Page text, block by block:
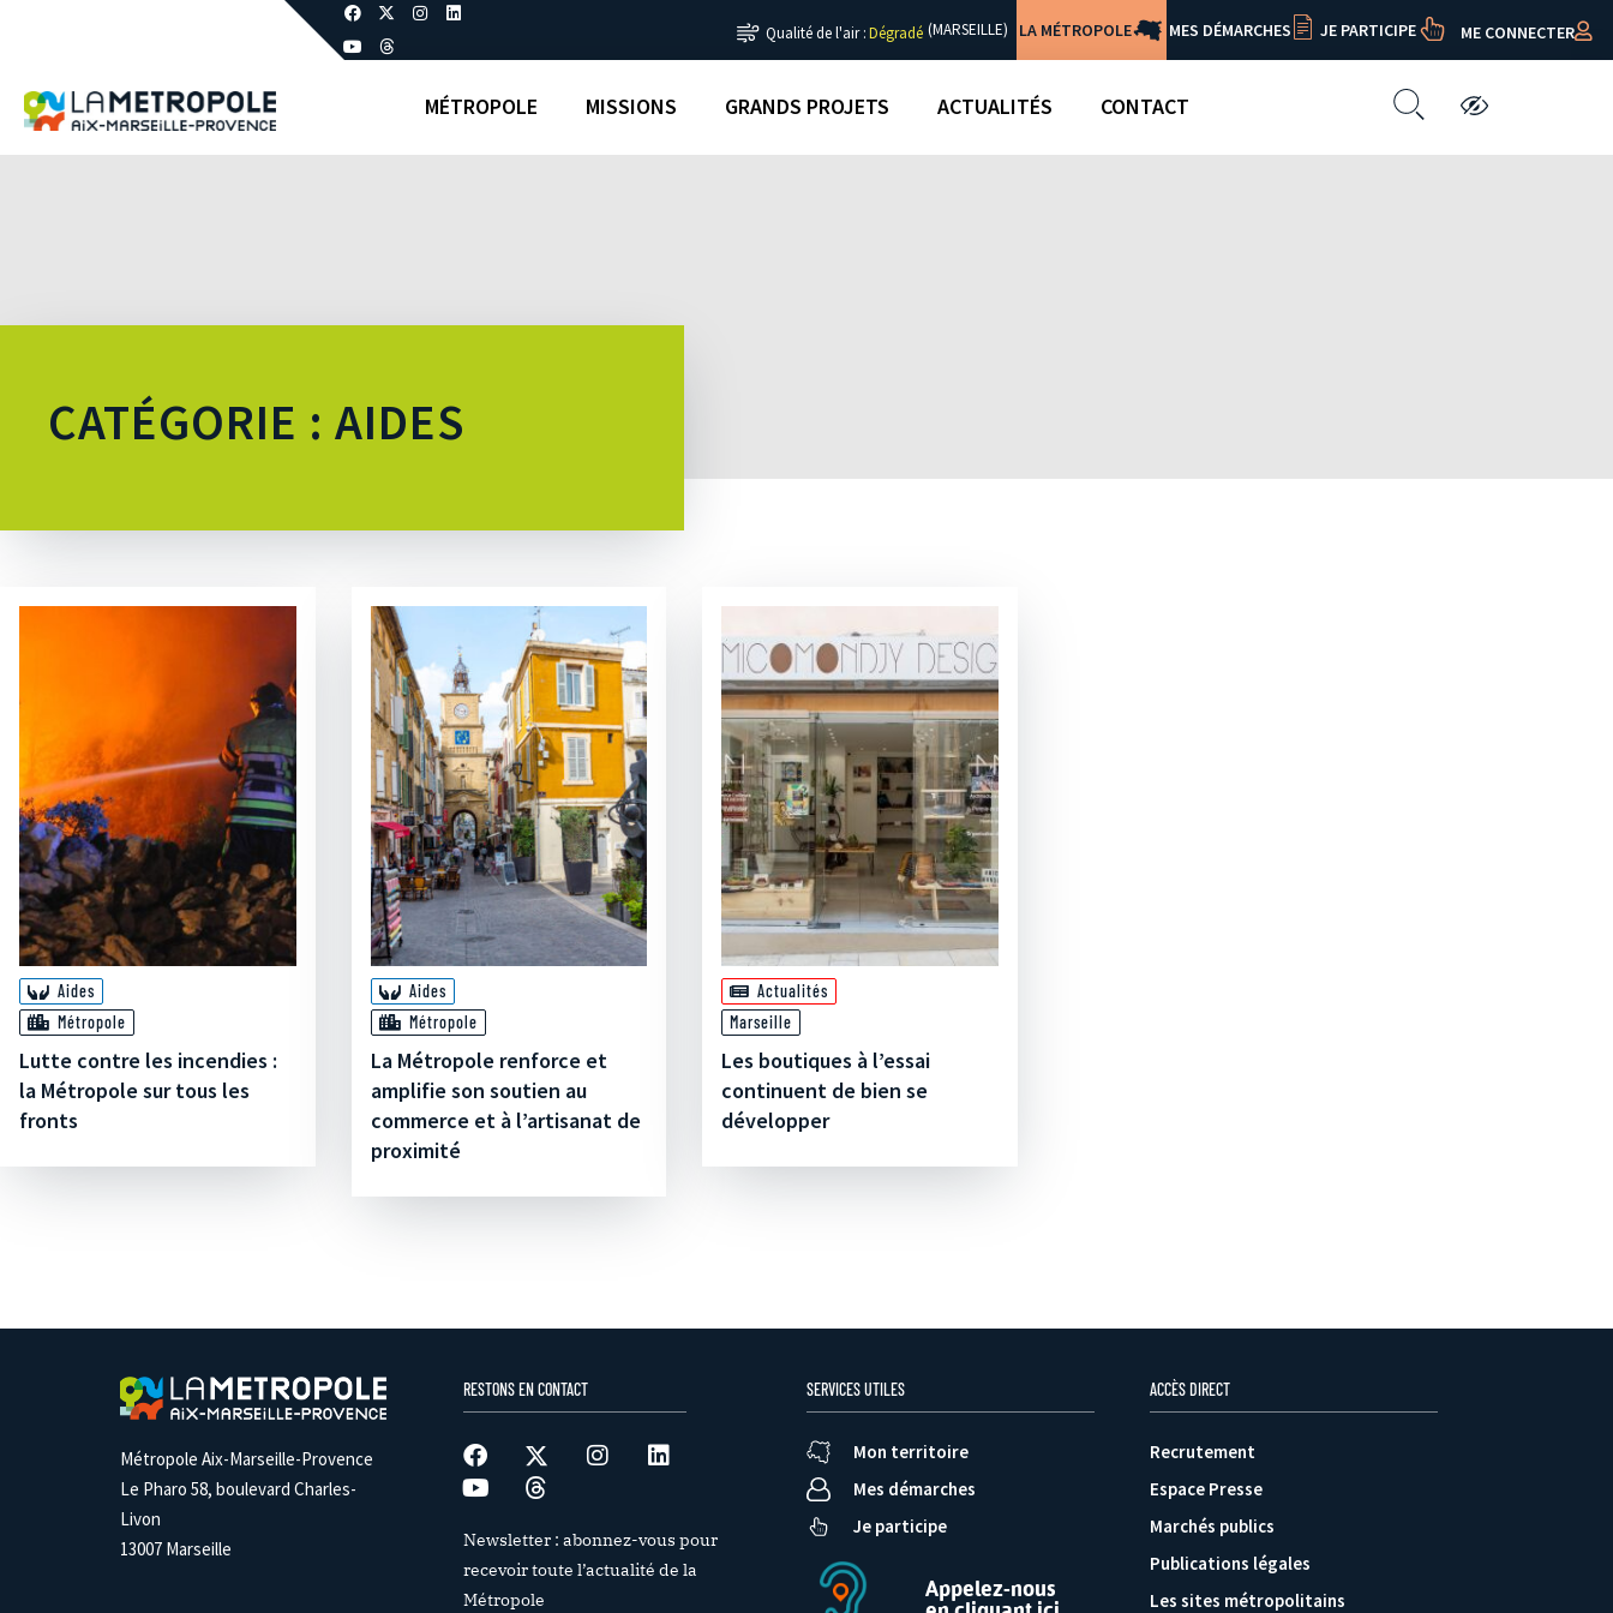
Qualité de l'air :Dégradé (MARSEILLE) LA MÉTROPOLE MES DÉMARCHES JE PARTICIPE ME CONNECTER
MÉTROPOLE MISSIONS GRANDS PROJETS ACTUALITÉS CONTACT
CATÉGORIE : AIDES
Aides
Métropole
Lutte contre les incendies :
la Métropole sur tous les
fronts
Aides
Métropole
La Métropole renforce et
amplifie son soutien au
commerce et à l’artisanat de
proximité
Actualités
Marseille
Les boutiques à l’essai
continuent de bien se
développer
Métropole Aix-Marseille-Provence
Le Pharo 58, boulevard Charles-
Livon
13007 Marseille
RESTONS EN CONTACT
Newsletter : abonnez-vous pour
recevoir toute l’actualité de la
Métropole
SERVICES UTILES
Mon territoire
Mes démarches
Je participe
Appelez-nous
ACCÈS DIRECT
Recrutement
Espace Presse
Marchés publics
Publications légales
Les sites métropolitains